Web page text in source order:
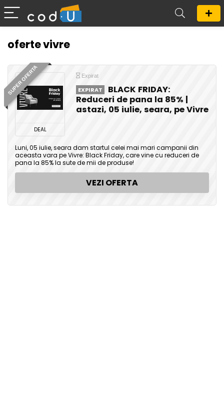
oferte vivre
SUPER OFERTA
DEAL
Expirat
EXPIRAT
BLACK FRIDAY:
Reduceri de pana la 85% |
astazi, 05 iulie, seara, pe Vivre
Luni, 05 iulie, seara dam startul celei mai mari campanii din
aceasta vara pe Vivre: Black Friday, care vine cu reduceri de
pana la 85% la sute de mii de produse!
VEZI OFERTA